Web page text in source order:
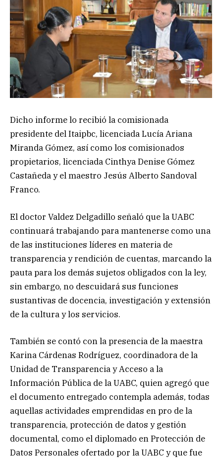
Dicho informe lo recibió la comisionada
presidente del Itaipbc, licenciada Lucía Ariana
Miranda Gómez, así como los comisionados
propietarios, licenciada Cinthya Denise Gómez
Castañeda y el maestro Jesús Alberto Sandoval
Franco.
El doctor Valdez Delgadillo señaló que la UABC
continuará trabajando para mantenerse como una
de las instituciones líderes en materia de
transparencia y rendición de cuentas, marcando la
pauta para los demás sujetos obligados con la ley,
sin embargo, no descuidará sus funciones
sustantivas de docencia, investigación y extensión
de la cultura y los servicios.
También se contó con la presencia de la maestra
Karina Cárdenas Rodríguez, coordinadora de la
Unidad de Transparencia y Acceso a la
Información Pública de la UABC, quien agregó que
el documento entregado contempla además, todas
aquellas actividades emprendidas en pro de la
transparencia, protección de datos y gestión
documental, como el diplomado en Protección de
Datos Personales ofertado por la UABC y que fue